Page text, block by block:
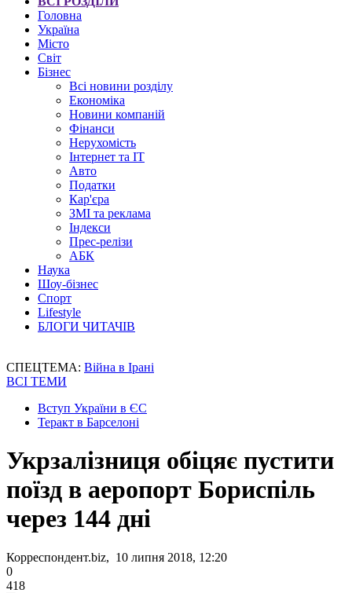
Головна
Україна
Місто
Світ
Бізнес
Всі новини розділу
Економіка
Новини компаній
Фінанси
Нерухомість
Інтернет та IT
Авто
Податки
Кар'єра
ЗМІ та реклама
Індекси
Прес-релізи
АБК
Наука
Шоу-бізнес
Спорт
Lifestyle
БЛОГИ ЧИТАЧІВ
СПЕЦТЕМА: Війна в Ірані
ВСІ ТЕМИ
Вступ України в ЄС
Теракт в Барселоні
Укрзалізниця обіцяє пустити
поїзд в аеропорт Бориспіль
через 144 дні
Корреспондент.biz, 10 липня 2018, 12:20
0
418